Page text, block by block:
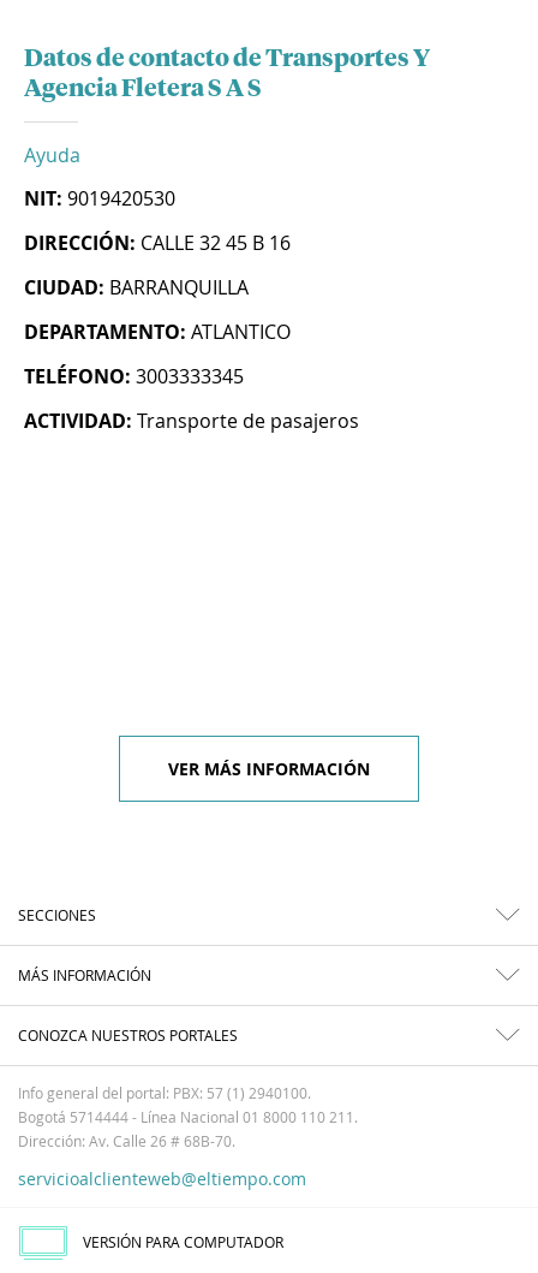
Datos de contacto de Transportes Y
Agencia Fletera S A S
Ayuda
NIT: 9019420530
DIRECCIÓN: CALLE 32 45 B 16
CIUDAD: BARRANQUILLA
DEPARTAMENTO: ATLANTICO
TELÉFONO: 3003333345
ACTIVIDAD: Transporte de pasajeros
VER MÁS INFORMACIÓN
SECCIONES
MÁS INFORMACIÓN
CONOZCA NUESTROS PORTALES
Info general del portal: PBX: 57 (1) 2940100.
Bogotá 5714444 - Línea Nacional 01 8000 110 211.
Dirección: Av. Calle 26 # 68B-70.
servicioalclienteweb@eltiempo.com
VERSIÓN PARA COMPUTADOR